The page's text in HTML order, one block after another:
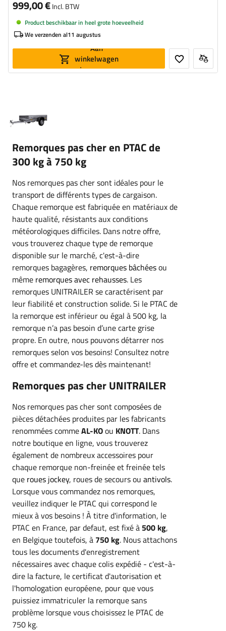
999,00 €Incl. BTW
Product beschikbaar in heel grote hoeveelheid
We verzenden al11 augustus
Aan
winkelwagen
toevoegen
Remorques pas cher en PTAC de
300 kg à 750 kg
Nos remorques pas cher sont idéales pour le
transport de différents types de cargaison.
Chaque remorque est fabriquée en matériaux de
haute qualité, résistants aux conditions
météorologiques difficiles. Dans notre offre,
vous trouverez chaque type de remorque
disponible sur le marché, c'est-à-dire
remorques bagagères, remorques bâchéesou
même remorques avec rehausses. Les
remorques UNITRAILER se caractérisent par
leur fiabilité et construction solide. Si le PTAC de
la remorque est inférieur ou égal à 500 kg, la
remorque n’a pas besoin d’une carte grise
propre. En outre, nous pouvons détarrer nos
remorques selon vos besoins! Consultez notre
offre et commandez-les dès maintenant!
Remorques pas cher UNITRAILER
Nos remorques pas cher sont composées de
pièces détachées produites par les fabricants
renommées commeAL-KOou KNOTT. Dans
notre boutique en ligne, vous trouverez
également de nombreux accessoires pour
chaque remorque non-freinée et freinée tels
que roues jockey, roues de secours ouantivols.
Lorsque vous commandez nos remorques,
veuillez indiquer le PTAC qui correspond le
mieux à vos besoins ! À titre d'information, le
PTAC en France, par defaut, est fixé à 500 kg,
en Belgique toutefois, à 750 kg. Nous attachons
tous les documents d'enregistrement
nécessaires avec chaque colis expédié - c'est-à-
dire la facture, le certificat d'autorisation et
l'homologation européene, pour que vous
puissiez immatriculer la remorque sans
problème lorsque vous choisissez le PTAC de
750 kg.